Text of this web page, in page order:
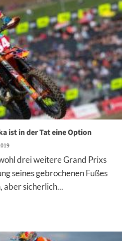
ist in der Tat eine Option
drei weitere Grand Prixs
seines gebrochenen Fußes
aber sicherlich...